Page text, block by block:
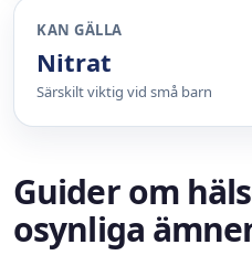
KAN GÄLLA
Nitrat
Särskilt viktig vid små barn
Guider om
osynliga